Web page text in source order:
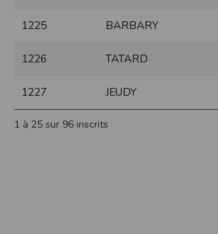
1225 BARBARY
1226 TATARD
1227 JEUDY
1 à 25 sur 96 inscrits
Paramétrer
Vous pouvez à
encore la perte de
Internet Explorer